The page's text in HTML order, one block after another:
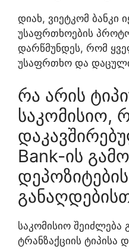
დიახ, ვიეტკომ ბანკი
უსაფრთხოების
დარწმუნდეს, რომ
უსაფრთხო და
რა არის
საკომისიო,
Bank-ის
საკომისიო შეიძლება
ტრანზაქციის ტიპისა